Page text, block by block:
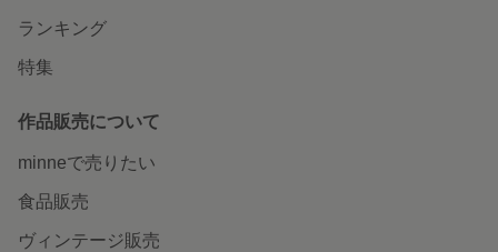
ランキング
特集
作品販売について
minneで売りたい
食品販売
ヴィンテージ販売